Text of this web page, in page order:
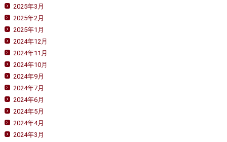
2025年3月
2025年2月
2025年1月
2024年12月
2024年11月
2024年10月
2024年9月
2024年7月
2024年6月
2024年5月
2024年4月
2024年3月